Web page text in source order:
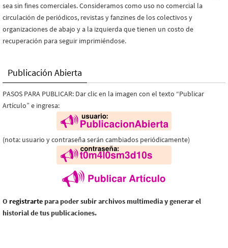
sea sin fines comerciales. Consideramos como uso no comercial la
circulación de periódicos, revistas y fanzines de los colectivos y
organizaciones de abajo y a la izquierda que tienen un costo de
recuperación para seguir imprimiéndose.
Publicación Abierta
PASOS PARA PUBLICAR: Dar clic en la imagen con el texto “Publicar
Artículo” e ingresa:
(nota: usuario y contraseña serán cambiados periódicamente)
O registrarte para poder subir archivos multimedia y generar el
historial de tus publicaciones.